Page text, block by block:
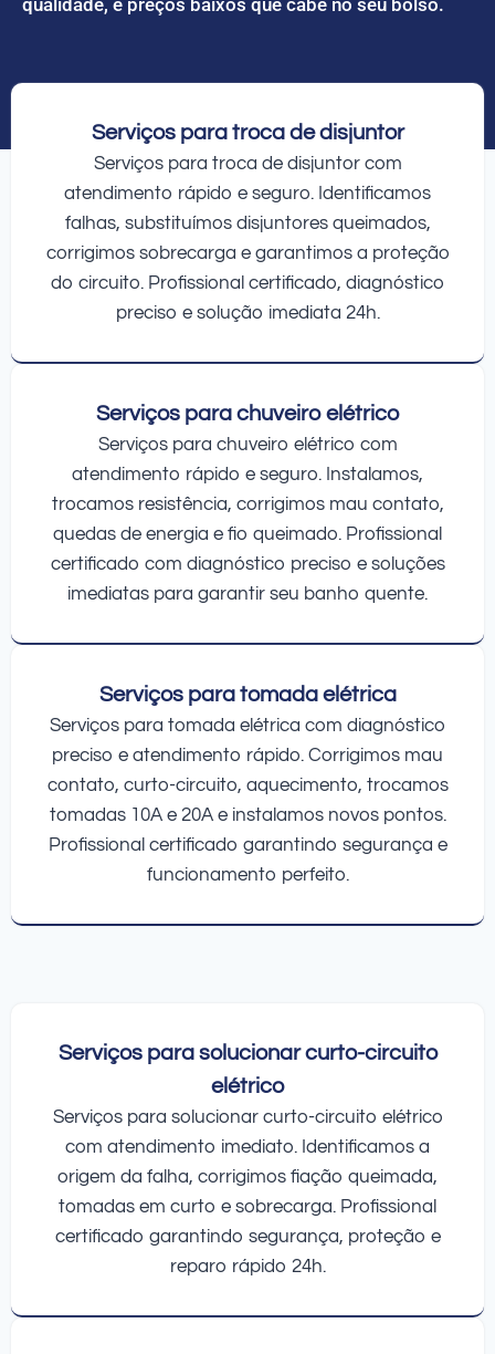
Serviços para troca de disjuntor
Serviços para troca de disjuntor com
atendimento rápido e seguro. Identificamos
falhas, substituímos disjuntores queimados,
corrigimos sobrecarga e garantimos a proteção
do circuito. Profissional certificado, diagnóstico
preciso e solução imediata 24h.
Serviços para chuveiro elétrico
Serviços para chuveiro elétrico com
atendimento rápido e seguro. Instalamos,
trocamos resistência, corrigimos mau contato,
quedas de energia e fio queimado. Profissional
certificado com diagnóstico preciso e soluções
imediatas para garantir seu banho quente.
Serviços para tomada elétrica
Serviços para tomada elétrica com diagnóstico
preciso e atendimento rápido. Corrigimos mau
contato, curto-circuito, aquecimento, trocamos
tomadas 10A e 20A e instalamos novos pontos.
Profissional certificado garantindo segurança e
funcionamento perfeito.
Serviços para solucionar curto-circuito
elétrico
Serviços para solucionar curto-circuito elétrico
com atendimento imediato. Identificamos a
origem da falha, corrigimos fiação queimada,
tomadas em curto e sobrecarga. Profissional
certificado garantindo segurança, proteção e
reparo rápido 24h.